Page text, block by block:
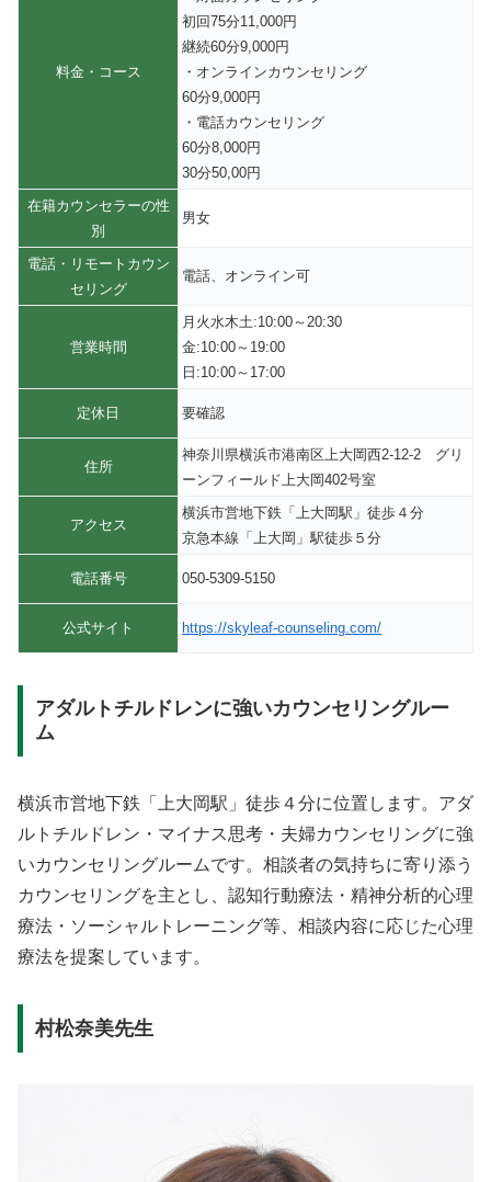
料金・コース
初回75分11,000円
継続60分9,000円
・オンラインカウンセリング
60分9,000円
・電話カウンセリング
60分8,000円
30分50,00円
在籍カウンセラーの性
別
男女
電話・リモートカウン
セリング
電話、オンライン可
営業時間
月火水木土:10:00～20:30
金:10:00～19:00
日:10:00～17:00
定休日 要確認
住所
神奈川県横浜市港南区上大岡西2-12-2 グリ
ーンフィールド上大岡402号室
アクセス
横浜市営地下鉄「上大岡駅」徒歩４分
京急本線「上大岡」駅徒歩５分
電話番号 050-5309-5150
公式サイト https://skyleaf-counseling.com/
アダルトチルドレンに強いカウンセリングルー
ム
横浜市営地下鉄「上大岡駅」徒歩４分に位置します。アダ
ルトチルドレン・マイナス思考・夫婦カウンセリングに強
いカウンセリングルームです。相談者の気持ちに寄り添う
カウンセリングを主とし、認知行動療法・精神分析的心理
療法・ソーシャルトレーニング等、相談内容に応じた心理
療法を提案しています。
村松奈美先生